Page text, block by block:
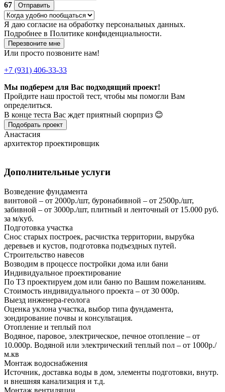
67
Отправить
Я даю согласие на обработку персональных данных.
Подробнее в Политике конфиденциальности.
Перезвоните мне
Или просто позвоните нам!
+7 (931) 406-33-33
Мы подберем для Вас подходящий проект!
Пройдите наш простой тест, чтобы мы помогли Вам
определиться.
В конце теста Вас ждет приятный сюрприз 😊
Подобрать проект
Анастасия
архитектор проектировщик
Дополнительные услуги
Возведение фундамента
винтовой – от 2000р./шт, буронабивной – от 2500р./шт,
забивной – от 3000р./шт, плитный и ленточный от 15.000 руб.
за м/куб.
Подготовка участка
Снос старых построек, расчистка территории, вырубка
деревьев и кустов, подготовка подъездных путей.
Строительство навесов
Возводим в процессе постройки дома или бани
Индивидуальное проектирование
По ТЗ проектируем дом или баню по Вашим пожеланиям.
Стоимость индивидуального проекта – от 30 000р.
Выезд инженера-геолога
Оценка уклона участка, выбор типа фундамента,
зондирование почвы и консультация.
Отопление и теплый пол
Водяное, паровое, электрическое, печное отопление – от
10.000р. Водяной или электрический теплый пол – от 1000р./
м.кв
Монтаж водоснабжения
Источник, доставка воды в дом, элементы подготовки, внутр.
и внешняя канализация и т.д.
Монтаж вентиляции